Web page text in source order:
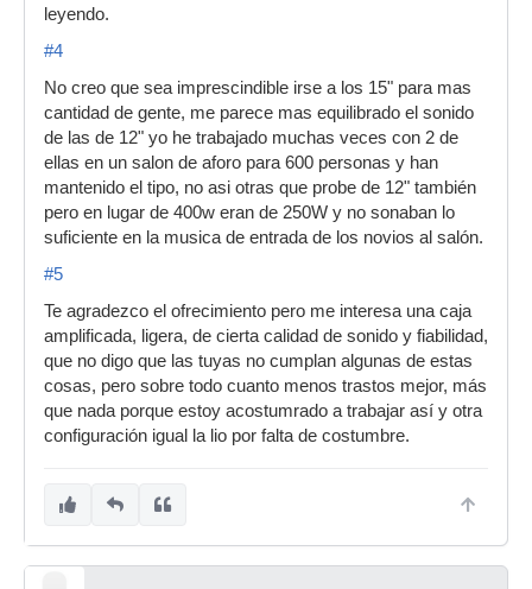
leyendo.
#4
No creo que sea imprescindible irse a los 15" para mas
cantidad de gente, me parece mas equilibrado el sonido
de las de 12" yo he trabajado muchas veces con 2 de
ellas en un salon de aforo para 600 personas y han
mantenido el tipo, no asi otras que probe de 12" también
pero en lugar de 400w eran de 250W y no sonaban lo
suficiente en la musica de entrada de los novios al salón.
#5
Te agradezco el ofrecimiento pero me interesa una caja
amplificada, ligera, de cierta calidad de sonido y fiabilidad,
que no digo que las tuyas no cumplan algunas de estas
cosas, pero sobre todo cuanto menos trastos mejor, más
que nada porque estoy acostumrado a trabajar así y otra
configuración igual la lio por falta de costumbre.